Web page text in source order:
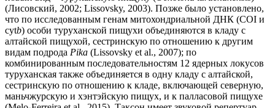
(Лисовский, 2002; Lissovsky, 2003). Позже было установлено,
что по исследованным генам митохондриальной ДНК (COI и
cytb) особи туруханской пищухи объединяются в кладу с
алтайской пищухой, сестринскую по отношению к другим
видам подрода Pika (Lissovsky et al., 2007); по
комбинированным последовательностям 12 ядерных локусов
туруханская также объединяется в одну кладу с алтайской,
сестринскую по отношению к кладе, включающей северную,
маньчжурскую и хэнтэйскую пищух, и к палласовой пищухе